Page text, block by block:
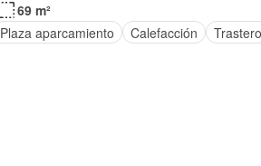
69 m²
Plaza aparcamiento Calefacción Trastero